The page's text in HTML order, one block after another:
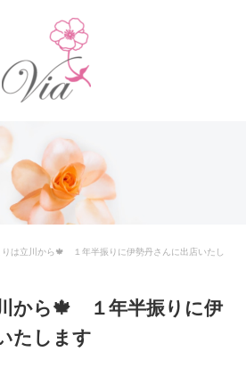
は立川から🍁 １年半振りに伊勢丹さんに出店いたし
から🍁 １年半振りに伊
たします